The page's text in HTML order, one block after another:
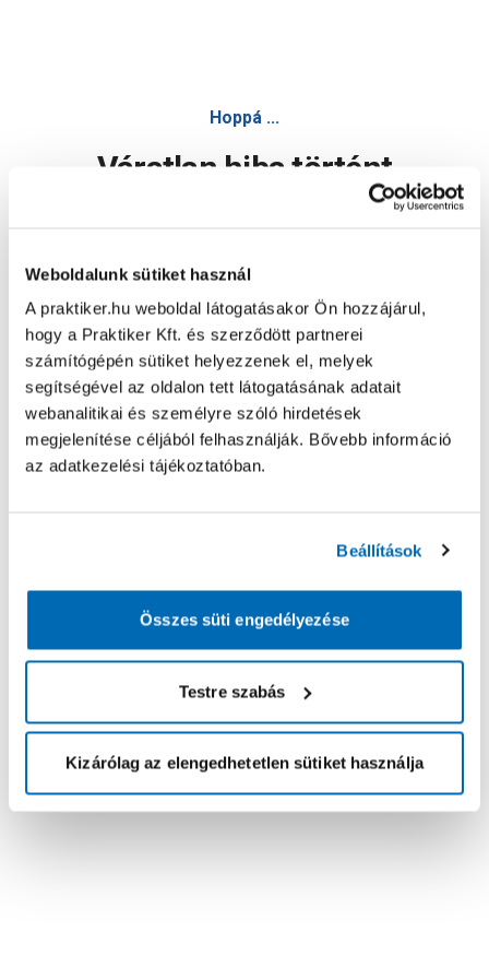
Weboldalunk sütiket használ
A praktiker.hu weboldal látogatásakor Ön hozzájárul,
hogy a Praktiker Kft. és szerződött partnerei
számítógépén sütiket helyezzenek el, melyek
segítségével az oldalon tett látogatásának adatait
webanalitikai és személyre szóló hirdetések
megjelenítése céljából felhasználják. Bővebb információ
az adatkezelési tájékoztatóban.
Beállítások
Összes süti engedélyezése
Testre szabás
Kizárólag az elengedhetetlen sütiket használja
Hoppá ...
Váratlan hiba történt
Oldal újratöltése